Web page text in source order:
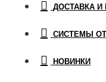
ДОСТАВКА
СИСТЕМЫ
НОВИНКИ